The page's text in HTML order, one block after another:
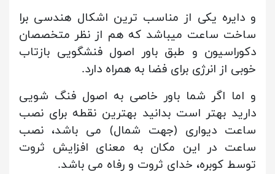
و دایره یکی از مناسب ترین اشکال هندسی برا
ساخت ساعت میباشد که هم از نظر متخصصان
دکوراسیون و طبق باور اصول فنشگویی بازتاب
خوبی از انرژی برای فضا به همراه دارد.
و اما اگر شما باور خاصی به اصول فنگ شویی
دارید بهتر است بدانید بهترین نقطه برای نصب
ساعت دیواری (جهت شمال) می باشد، نصب
ساعت در این مکان به معنای افزایش ثروت
توسط کوبره، خدای ثروت و رفاه می باشد.